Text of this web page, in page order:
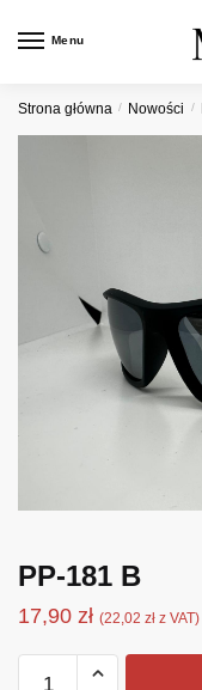
Menu
Strona główna / Nowości /
PP-181 B
17,90 zł (22,02 zł z VAT)